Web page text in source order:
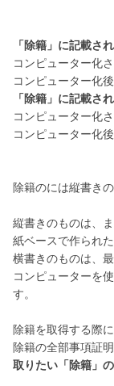
「除籍」に記載さ
コンピューター化
コンピューター化
「除籍」に記載さ
コンピューター化
コンピューター化
除籍のには縦書き
縦書きのものは、
紙ベースで作られた
横書きのものは、
コンピューターを
す。
除籍を取得する際
除籍の全部事項証
取りたい「除籍」